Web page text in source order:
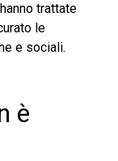
trattate
le
e sociali.
è